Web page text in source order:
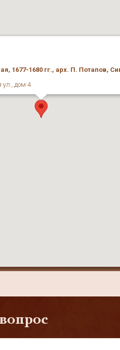
1677-1680 гг., арх. П. Потапов,
ул., дом 4